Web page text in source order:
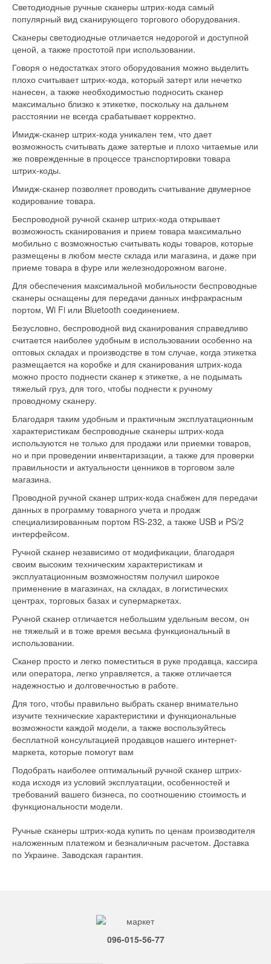
Светодиодные ручные сканеры штрих-кода самый
популярный вид сканирующего торгового оборудования.
Сканеры светодиодные отличается недорогой и доступной
ценой, а также простотой при использовании.
Говоря о недостатках этого оборудования можно выделить
плохо считывает штрих-кода, который затерт или нечетко
нанесен, а также необходимостью подносить сканер
максимально близко к этикетке, поскольку на дальнем
расстоянии не всегда срабатывает корректно.
Имидж-сканер штрих-кода уникален тем, что дает
возможность считывать даже затертые и плохо читаемые или
же поврежденные в процессе транспортировки товара
штрих-коды.
Имидж-сканер позволяет проводить считывание двумерное
кодирование товара.
Беспроводной ручной сканер штрих-кода открывает
возможность сканирования и прием товара максимально
мобильно с возможностью считывать коды товаров, которые
размещены в любом месте склада или магазина, и даже при
приеме товара в фуре или железнодорожном вагоне.
Для обеспечения максимальной мобильности беспроводные
сканеры оснащены для передачи данных инфракрасным
портом, Wi Fi или Bluetooth соединением.
Безусловно, беспроводной вид сканирования справедливо
считается наиболее удобным в использовании особенно на
оптовых складах и производстве в том случае, когда этикетка
размещается на коробке и для сканирования штрих-кода
можно просто поднести сканер к этикетке, а не подымать
тяжелый груз, для того, чтобы поднести к ручному
проводному сканеру.
Благодаря таким удобным и практичным эксплуатационным
характеристикам беспроводные сканеры штрих-кода
используются не только для продажи или приемки товаров,
но и при проведении инвентаризации, а также для проверки
правильности и актуальности ценников в торговом зале
магазина.
Проводной ручной сканер штрих-кода снабжен для передачи
данных в программу товарного учета и продаж
специализированным портом RS-232, а также USB и PS/2
интерфейсом.
Ручной сканер независимо от модификации, благодаря
своим высоким техническим характеристикам и
эксплуатационным возможностям получил широкое
применение в магазинах, на складах, в логистических
центрах, торговых базах и супермаркетах.
Ручной сканер отличается небольшим удельным весом, он
не тяжелый и в тоже время весьма функциональный в
использовании.
Сканер просто и легко поместиться в руке продавца, кассира
или оператора, легко управляется, а также отличается
надежностью и долговечностью в работе.
Для того, чтобы правильно выбрать сканер внимательно
изучите технические характеристики и функциональные
возможности каждой модели, а также воспользуйтесь
бесплатной консультацией продавцов нашего интернет-
маркета, которые помогут вам
Подобрать наиболее оптимальный ручной сканер штрих-
кода исходя из условий эксплуатации, особенностей и
требований вашего бизнеса, по соотношению стоимость и
функциональности модели.
Ручные сканеры штрих-кода купить по ценам производителя
наложенным платежом и безналичным расчетом. Доставка
по Украине. Заводская гарантия.
096-015-56-77